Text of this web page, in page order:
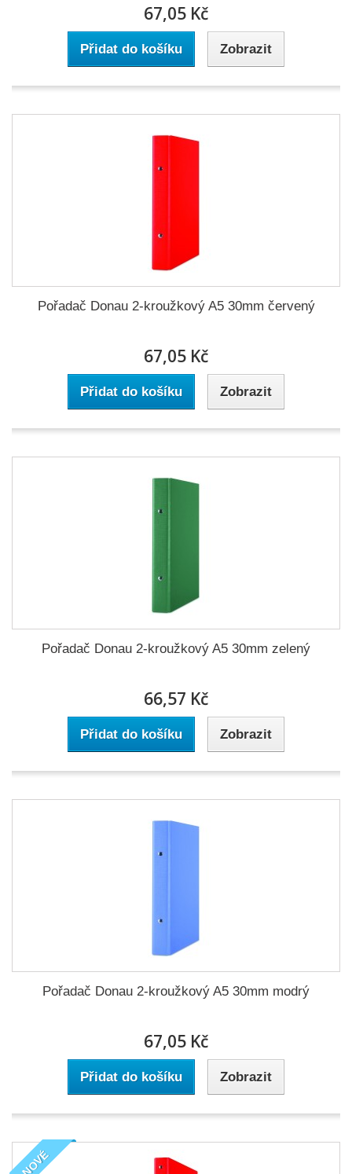
67,05 Kč
Přidat do košíku Zobrazit
Pořadač Donau 2-kroužkový A5 30mm červený
67,05 Kč
Přidat do košíku Zobrazit
Pořadač Donau 2-kroužkový A5 30mm zelený
66,57 Kč
Přidat do košíku Zobrazit
Pořadač Donau 2-kroužkový A5 30mm modrý
67,05 Kč
Přidat do košíku Zobrazit
NOVÉ